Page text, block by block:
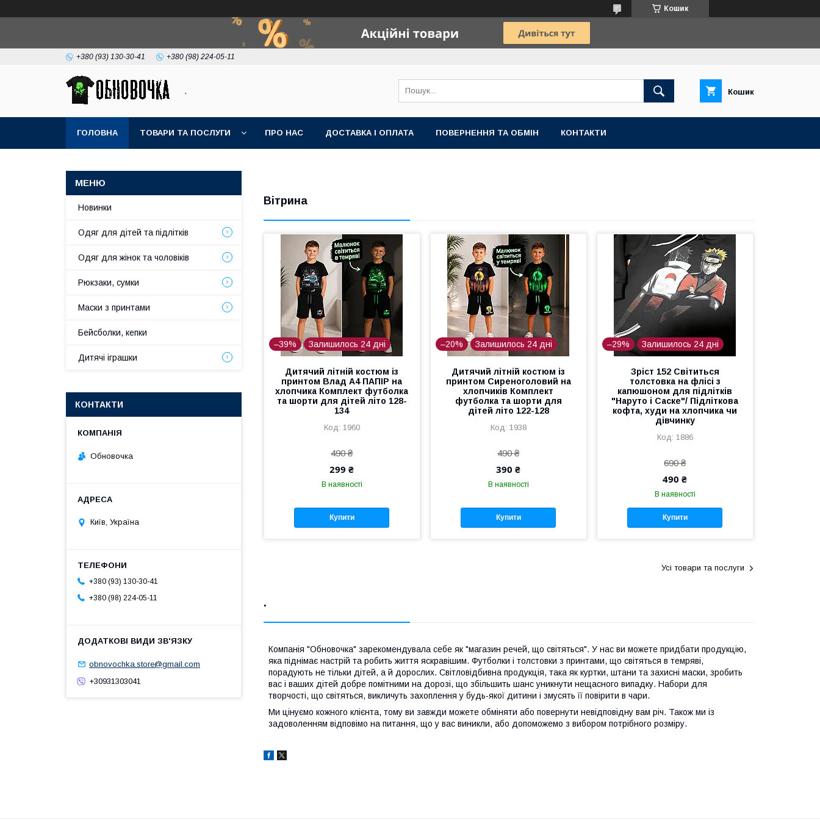
Кошик
+380 (93) 130-30-41 +380 (98) 224-05-11
. Кошик
ГОЛОВНА ТОВАРИ ТА ПОСЛУГИ ПРО НАС ДОСТАВКА І ОПЛАТА ПОВЕРНЕННЯ ТА ОБМІН КОНТАКТИ
Вітрина
–39% Залишилось 24 дні
Дитячий літній костюм із
принтом Влад А4 ПАПІР на
хлопчика Комплект футболка
та шорти для дітей літо 128-
134
1960
490 ₴
299 ₴
В наявності
Купити
–20% Залишилось 24 дні
Дитячий літній костюм із
принтом Сиреноголовий на
хлопчиків Комплект
футболка та шорти для
дітей літо 122-128
1938
490 ₴
390 ₴
В наявності
Купити
–29% Залишилось 24 дні
Зріст 152 Світиться
толстовка на флісі з
капюшоном для підлітків
"Наруто і Саске"/ Підліткова
кофта, худи на хлопчика чи
дівчинку
1886
690 ₴
490 ₴
В наявності
Купити
Усі товари та послуги
.
Компанія "Обновочка" зарекомендувала себе як "магазин речей, що світяться". У нас ви можете придбати продукцію,
яка піднімає настрій та робить життя яскравішим. Футболки і толстовки з принтами, що світяться в темряві,
порадують не тільки дітей, а й дорослих. Світловідбивна продукція, така як куртки, штани та захисні маски, зробить
вас і ваших дітей добре помітними на дорозі, що збільшить шанс уникнути нещасного випадку. Набори для
творчості, що світяться, викличуть захоплення у будь-якої дитини і змусять її повірити в чари.
Ми цінуємо кожного клієнта, тому ви завжди можете обміняти або повернути невідповідну вам річ. Також ми із
задоволенням відповімо на питання, що у вас виникли, або допоможемо з вибором потрібного розміру.
Новинки
Одяг для дітей та підлітків
Одяг для жінок та чоловіків
Рюкзаки, сумки
Маски з принтами
Бейсболки, кепки
Дитячі іграшки
КОНТАКТИ
Обновочка
Київ, Україна
+380 (93) 130-30-41
+380 (98) 224-05-11
obnovochka.store@gmail.com
+30931303041